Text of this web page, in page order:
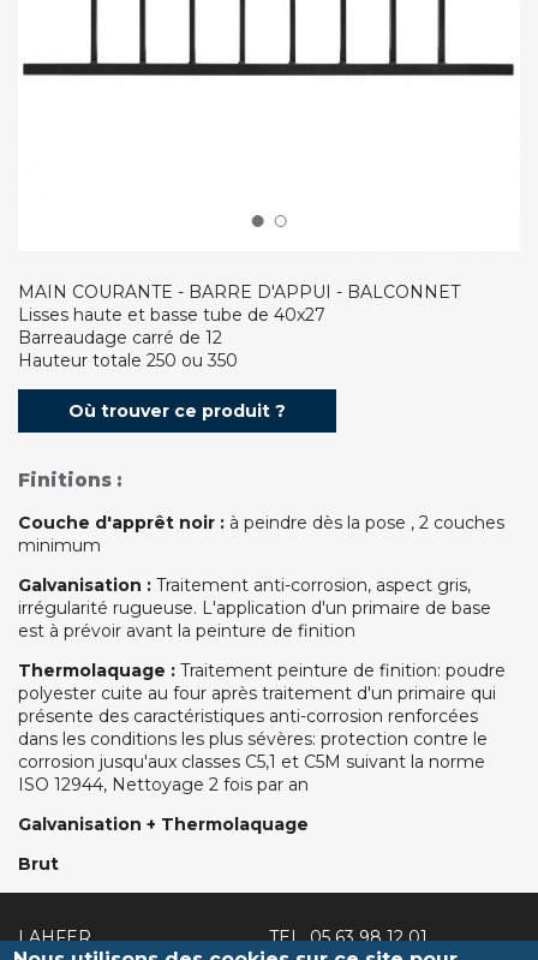
MAIN COURANTE - BARRE D'APPUI - BALCONNET
Lisses haute et basse tube de 40x27
Barreaudage carré de 12
Hauteur totale 250 ou 350
Où trouver ce produit ?
Finitions :
Couche d'apprêt noir : à peindre dès la pose , 2 couches
minimum
Galvanisation : Traitement anti-corrosion, aspect gris,
irrégularité rugueuse. L'application d'un primaire de base
est à prévoir avant la peinture de finition
Thermolaquage : Traitement peinture de finition: poudre
polyester cuite au four après traitement d'un primaire qui
présente des caractéristiques anti-corrosion renforcées
dans les conditions les plus sévères: protection contre le
corrosion jusqu'aux classes C5,1 et C5M suivant la norme
ISO 12944, Nettoyage 2 fois par an
Galvanisation + Thermolaquage
Brut
LAHFER
TEL.05 63 98 12 01